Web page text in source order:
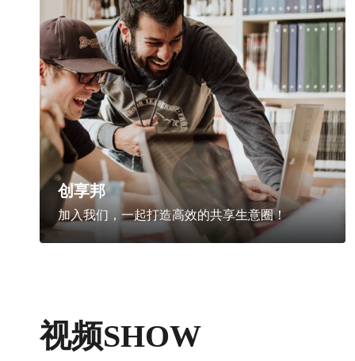
创享邦
加入我们，一起打造高效的共享生意圈！
视频SHOW